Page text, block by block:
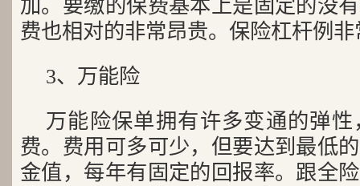
加。要缴的保费基本上是固定的没
费也相对的非常昂贵。保险杠杆例
3、万能险
万能险保单拥有许多变通的弹
费。费用可多可少，但要达到最低
金值，每年有固定的回报率。跟全